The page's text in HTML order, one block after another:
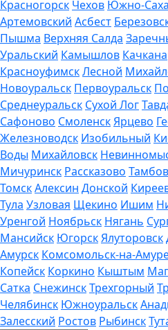
Красногорск Чехов Южно-
Артемовский Асбест
Пышма Верхняя Салда
Уральский Камышлов
КрасноуфимскЛесной
Новоуральск Первоуральск
Среднеуральск Сухой Лог
Сафоново СмоленскЯрцево
Железноводск Изобильный
Воды Михайловск
Мичуринск Рассказово Тамбов
ТомскАлексин Донской
Тула Узловая Щекино Ишим
Уренгой Ноябрьск Нягань
Мансийск ЮгорскЯлуторовск
Амурск Комсомольск-на-
Копейск Коркино Кыштым
Сатка СнежинскТрехгорный
Челябинск Южноуральск
Залесский Ростов Рыбинск